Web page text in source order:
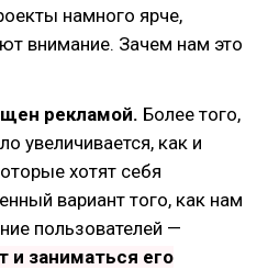
намного ярче,
внимание. Зачем нам это
рекламой. Более того,
увеличивается, как и
хотят себя
вариант того, как нам
пользователей —
и заниматься его